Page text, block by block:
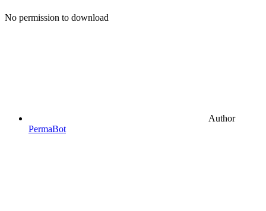
No permission to download
Author
PermaBot